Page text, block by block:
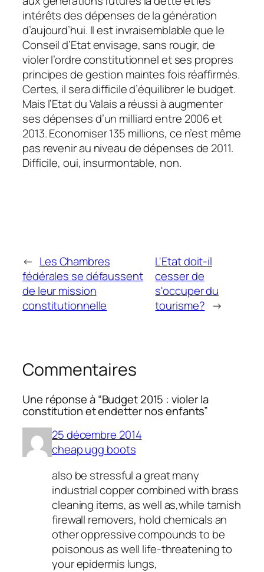
intérêts des dépenses de la génération
d’aujourd’hui. Il est invraisemblable que le
Conseil d’Etat envisage, sans rougir, de
violer l’ordre constitutionnel et ses propres
principes de gestion maintes fois réaffirmés.
Certes, il sera difficile d’équilibrer le budget.
Mais l’Etat du Valais a réussi à augmenter
ses dépenses d’un milliard entre 2006 et
2013. Economiser 135 millions, ce n’est même
pas revenir au niveau de dépenses de 2011.
Difficile, oui, insurmontable, non.
← Les Chambres
fédérales se défaussent
de leur mission
constitutionnelle
L'Etat doit-il
cesser de
s'occuper du
tourisme? →
Commentaires
Une réponse à “Budget 2015 : violer la
constitution et endetter nos enfants”
25 décembre 2014
cheap ugg boots
also be stressful a great many
industrial copper combined with brass
cleaning items, as well as,while tarnish
firewall removers, hold chemicals an
other oppressive compounds to be
poisonous as well life-threatening to
your epidermis lungs,